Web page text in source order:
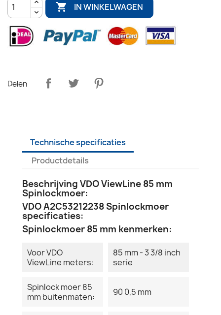
 IN WINKELWAGEN
Delen
Technische specificaties
Productdetails
Beschrijving VDO ViewLine 85 mm
Spinlockmoer:
VDO A2C53212238 Spinlockmoer
specificaties:
Spinlockmoer 85 mm kenmerken:
Voor VDO
ViewLine meters:
85 mm - 3 3/8 inch
serie
Spinlock moer 85
mm buitenmaten:
90 0,5 mm